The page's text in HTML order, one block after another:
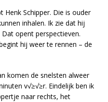
Henk Schipper. Die is ouder
inhalen. Ik zie dat hij
Dat opent perspectieven.
hij weer te rennen – de
komen de snelsten alweer
v√≥√≥r. Eindelijk ben ik
naar rechts, het